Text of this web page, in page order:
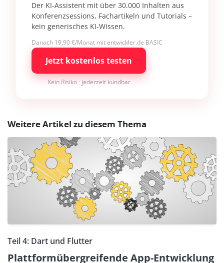
Der KI-Assistent mit über 30.000 Inhalten aus
Konferenzsessions, Fachartikeln und Tutorials –
kein generisches KI-Wissen.
Danach 19,90 €/Monat mit entwickler.de BASIC
Jetzt kostenlos testen
Kein Risiko · jederzeit kündbar
Weitere Artikel zu diesem Thema
Teil 4: Dart und Flutter
Plattformübergreifende App-Entwicklung